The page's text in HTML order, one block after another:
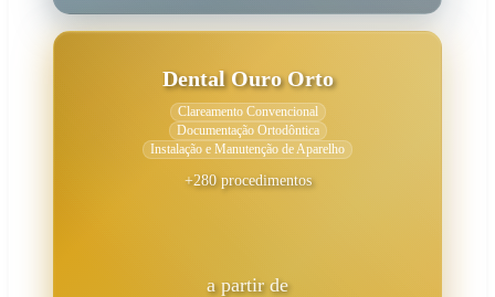
Dental Ouro Orto
Clareamento Convencional
Documentação Ortodôntica
Instalação e Manutenção de Aparelho
+280 procedimentos
a partir de